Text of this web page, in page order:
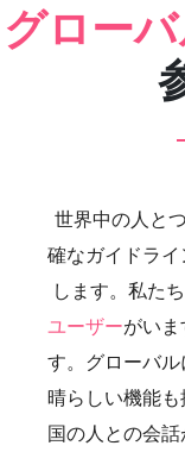
グロー
世界中の人と
確なガイドラ
します。私た
ユーザーがい
す。グローバ
晴らしい機能
国の人との会話